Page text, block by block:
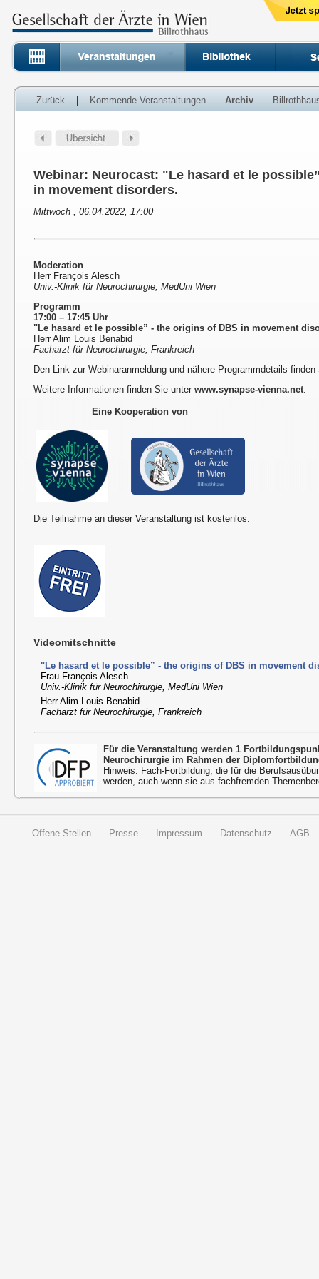
Zurück Kommende Veranstaltungen Archiv
Webinar: Neurocast: "Le hasard et le
in movement disorders.
Mittwoch , 06.04.2022, 17:00
Moderation
Herr François Alesch
Univ.-Klinik für Neurochirurgie, MedUni Wien
Programm
17:00 – 17:45 Uhr
"Le hasard et le possible” - the origins of DBS in movement
Herr Alim Louis Benabid
Facharzt für Neurochirurgie, Frankreich
Den Link zur Webinaranmeldung und nähere Programmdetails
Weitere Informationen finden Sie unterwww.synapse-vienna.net.
Eine Kooperation von
Die Teilnahme an dieser Veranstaltung ist kostenlos.
Videomitschnitte
"Le hasard et le possible” - the origins of DBS in movement
Frau François Alesch
Univ.-Klinik für Neurochirurgie, MedUni Wien
Herr Alim Louis Benabid
Facharzt für Neurochirurgie, Frankreich
Für die Veranstaltung werden 1
Neurochirurgie im Rahmen der
Hinweis: Fach-Fortbildung, die für die
werden, auch wenn sie aus fachfremden
Offene Stellen Presse Impressum Datenschutz AGB